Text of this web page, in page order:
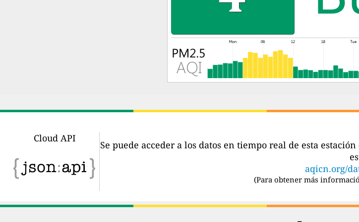
Cloud API
Se puede acceder a los datos en tiempo real de esta
aqicn.org/
(Para obtener más